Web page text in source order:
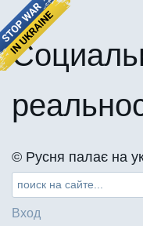
©️ Русня палає на
Вход